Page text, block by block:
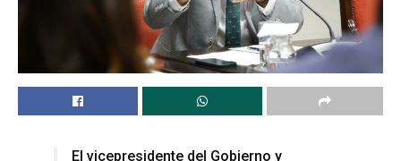
El vicepresidente del Gobierno y